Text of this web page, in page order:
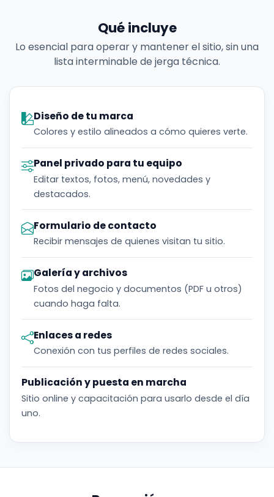
Qué incluye
Lo esencial para operar y mantener el sitio, sin una
lista interminable de jerga técnica.
Diseño de tu marca
Colores y estilo alineados a cómo quieres verte.
Panel privado para tu equipo
Editar textos, fotos, menú, novedades y
destacados.
Formulario de contacto
Recibir mensajes de quienes visitan tu sitio.
Galería y archivos
Fotos del negocio y documentos (PDF u otros)
cuando haga falta.
Enlaces a redes
Conexión con tus perfiles de redes sociales.
Publicación y puesta en marcha
Sitio online y capacitación para usarlo desde el día
uno.